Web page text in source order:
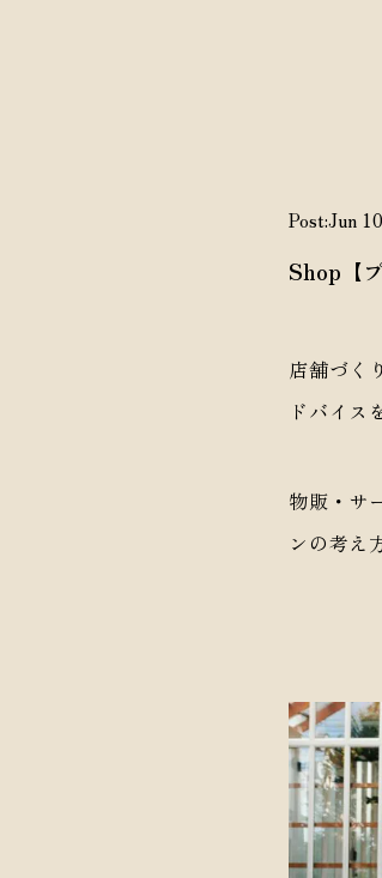
Post:Jun
Shop【
店舗づく
ドバイス
物販・サ
ンの考え